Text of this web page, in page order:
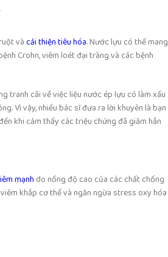
vàcải thiện tiêu hóa. Nước lựu có thể mang
Crohn, viêm loét đại tràng và các bệnh
tranh cãi về việc liệu nước ép lựu có làm xấu
Vì vậy, nhiều bác sĩ đưa ra lời khuyên là bạn
khi cảm thấy các triệu chứng đã giảm hẳn
mạnh do nồng độ cao của các chất chống
khắp cơ thể và ngăn ngừa stress oxy hóa